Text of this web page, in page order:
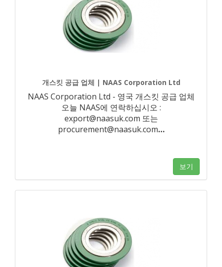
개스킷 공급 업체 | NAAS Corporation Ltd
NAAS Corporation Ltd - 영국 개스킷 공급 업체
오늘 NAAS에 연락하십시오 :
export@naasuk.com 또는
procurement@naasuk.com…
보기